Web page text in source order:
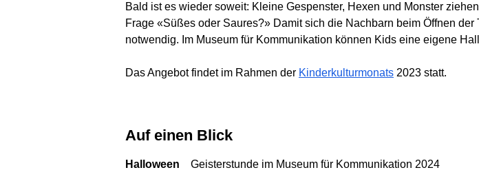
Bald ist es wieder soweit: Kleine Gespenster, Hexen und Monster
Frage «Süßes oder Saures?» Damit sich die Nachbarn beim Öffnen
notwendig. Im Museum für Kommunikation können Kids eine eigene
Das Angebot findet im Rahmen der Kinderkulturmonats 2023 statt.
Auf einen Blick
Halloween
Geisterstunde im Museum für Kommunikation 2024